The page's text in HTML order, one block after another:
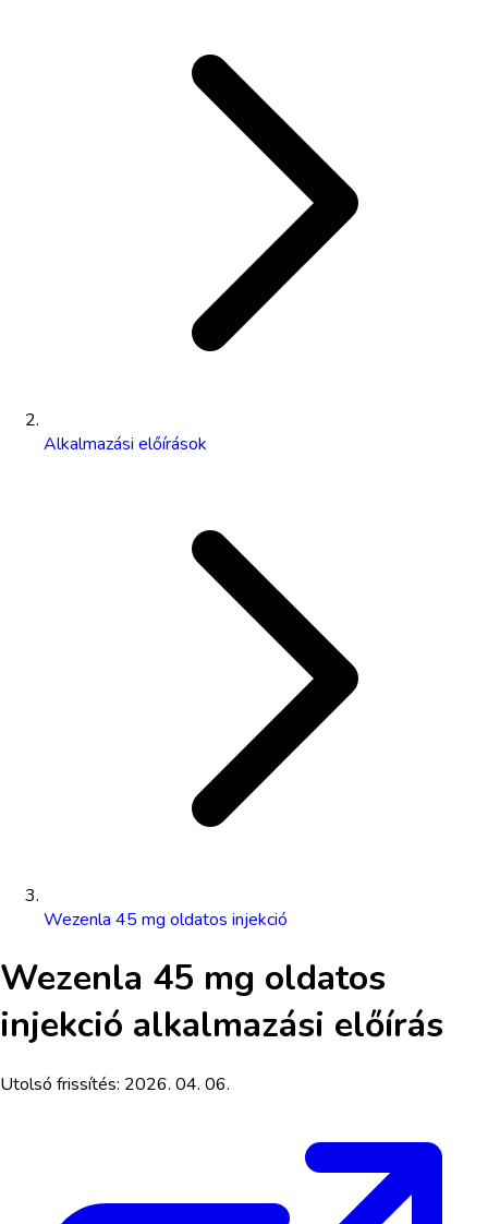
Alkalmazási előírások
Wezenla 45 mg oldatos injekció
Wezenla 45 mg oldatos
injekció alkalmazási előírás
Utolsó frissítés: 2026. 04. 06.